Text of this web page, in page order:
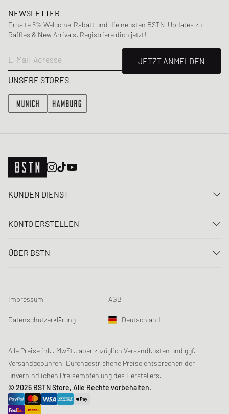
NEWSLETTER
Erhalte 5% Welcome-Rabatt und die neusten BSTN-Updates zu
Raffles & New Arrivals. Registriere dich jetzt!
E-Mail-Adresse
JETZT ANMELDEN
UNSERE STORES
KUNDEN DIENST
FAQ
Loyalty Program
Produktsicherheit
KONTO ERSTELLEN
Registrieren
Newsletter-Registrierung
Datenerfassung
ÜBER BSTN
Chronicles
Sustainability
Studentenrabatt: Unidays
Studentenrabatt: Studentbeans
Studentenrabatt: EDiU
Gutscheine & Aktionen
Impressum AGB
Datenschutzerklärung Deutschland
Alle Preise inkl. MwSt., aber zuzüglich Versandkosten und ggf.
Versandgebühren. Durchgestrichene Preise entsprechen der
unverbindlichen Preisempfehlung des Herstellers.
© 2026 BSTN Store, Alle Rechte vorbehalten.